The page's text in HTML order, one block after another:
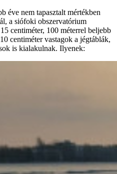
éve nem tapasztalt mértékben
a siófoki obszervatórium
centiméter, 100 méterrel beljebb
centiméter vastagok a jégtáblák,
is kialakulnak. Ilyenek: